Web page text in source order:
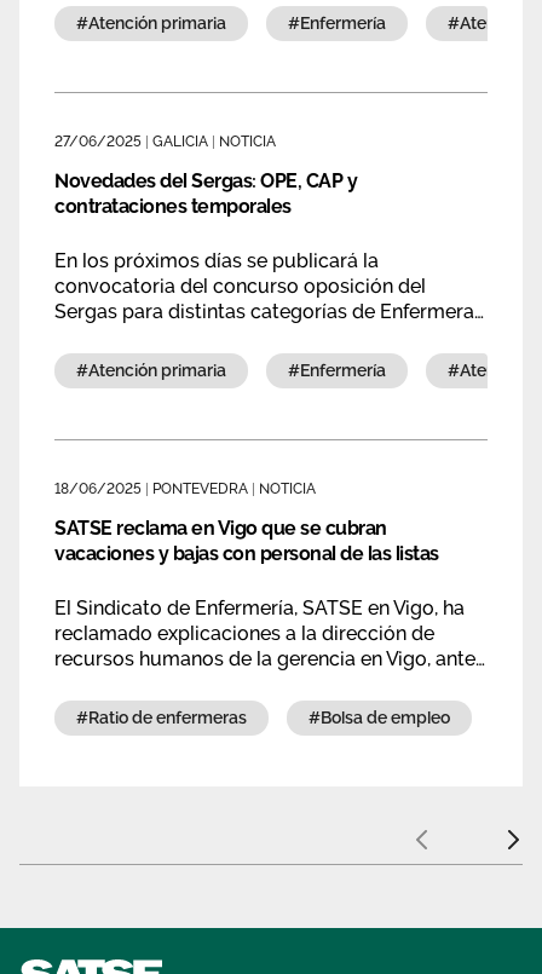
incluidos.#atención primaria #enfermería
27/06/2025 GALICIA NOTICIA
Novedades del Sergas: OPE, CAP y
contrataciones temporales
En los próximos días se publicará la
convocatoria del concurso oposición del
Sergas para distintas categorías de Enfermera
comprobar ya los listados del concurso abierto
y permanente CAP del Sergas. Por último
definitivos de contrataciones temporales del
#atención primaria #enfermería
18/06/2025 PONTEVEDRA NOTICIA
SATSE reclama en Vigo que se cubran
vacaciones y bajas con personal de las listas
El Sindicato de Enfermería, SATSE en Vigo, ha
reclamado explicaciones a la dirección de
recursos humanos de la gerencia en Vigo, ante
la cobertura de bajas y bloques de vacaciones.
En lugar de llamar a las personas que están en
#ratio de enfermeras #bolsa de empleo
Anterior